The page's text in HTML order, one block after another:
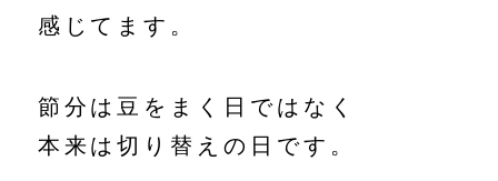
感じてます。
節分は豆をまく日ではなく
本来は切り替えの日です。